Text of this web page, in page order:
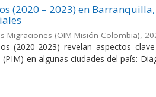
(2020 – 2023) en Barranquilla,
Migraciones (OIM-Misión Colombia),
(2020-2023) revelan aspectos
en algunas ciudades del país: